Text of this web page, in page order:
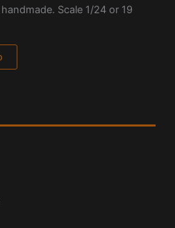
Scale 1/24 or 19